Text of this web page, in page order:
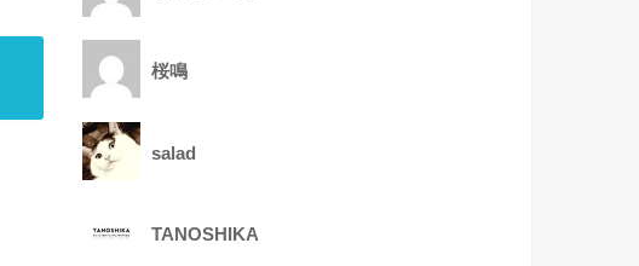
桜鳴
salad
TANOSHIKA